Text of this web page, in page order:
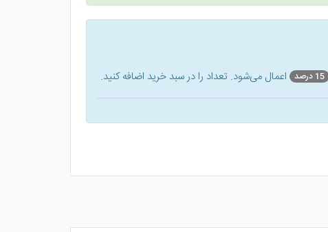
15 درصد اعمال می‌شود. تعداد را در سبد خرید اضافه کنید.